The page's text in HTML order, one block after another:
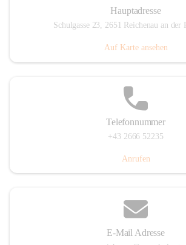
Hauptadresse
Schulgasse 23, 2651 Reichenau an der
Auf Karte ansehen
Telefonnummer
+43 2666 52235
Anrufen
E-Mail Adresse